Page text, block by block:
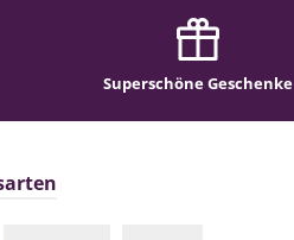
Superschöne Geschenke